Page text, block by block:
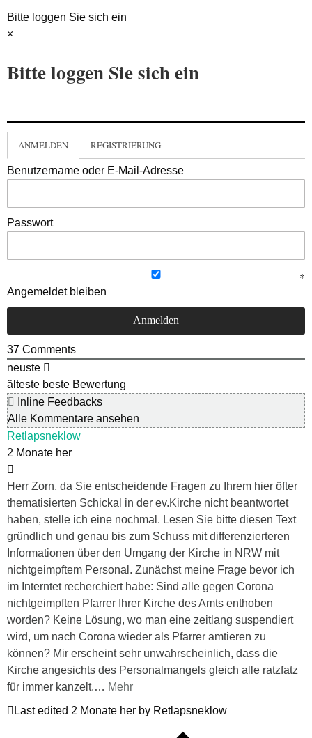
Bitte loggen Sie sich ein
×
Bitte loggen Sie sich ein
ANMELDEN REGISTRIERUNG
Benutzername oder E-Mail-Adresse
Passwort
Angemeldet bleiben
37 Comments
neuste
älteste beste Bewertung
Inline Feedbacks
Alle Kommentare ansehen
Retlapsneklow
2 Monate her
Herr Zorn, da Sie entscheidende Fragen zu Ihrem hier öfter
thematisierten Schickal in der ev.Kirche nicht beantwortet
haben, stelle ich eine nochmal. Lesen Sie bitte diesen Text
gründlich und genau bis zum Schuss mit differenzierteren
Informationen über den Umgang der Kirche in NRW mit
nichtgeimpftem Personal. Zunächst meine Frage bevor ich
im Interntet recherchiert habe: Sind alle gegen Corona
nichtgeimpften Pfarrer Ihrer Kirche des Amts enthoben
worden? Keine Lösung, wo man eine zeitlang suspendiert
wird, um nach Corona wieder als Pfarrer amtieren zu
können? Mir erscheint sehr unwahrscheinlich, dass die
Kirche angesichts des Personalmangels gleich alle ratzfatz
für immer kanzelt.… Mehr
Last edited 2 Monate her by Retlapsneklow